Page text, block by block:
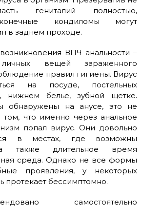
гениталий полностью,
кондиломы могут
в заднем проходе.
ВПЧ анальности –
личных вещей зараженного
правил гигиены. Вирус
на посуде, постельных
нижнем белье, зубной щетке.
обнаружены на анусе, это не
том, что именно через анальное
попал вирус. Они довольно
в местах, где возможны
также длительное время
среда. Однако не все формы
проявления, у некоторых
протекает бессимптомно.
самостоятельно